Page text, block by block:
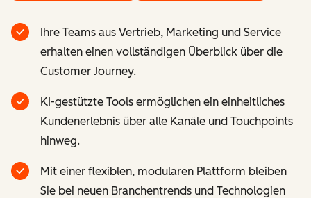
Ihre Teams aus Vertrieb, Marketing und Service
erhalten einen vollständigen Überblick über die
Customer Journey.
KI-gestützte Tools ermöglichen ein einheitliches
Kundenerlebnis über alle Kanäle und Touchpoints
hinweg.
Mit einer flexiblen, modularen Plattform bleiben
Sie bei neuen Branchentrends und Technologien